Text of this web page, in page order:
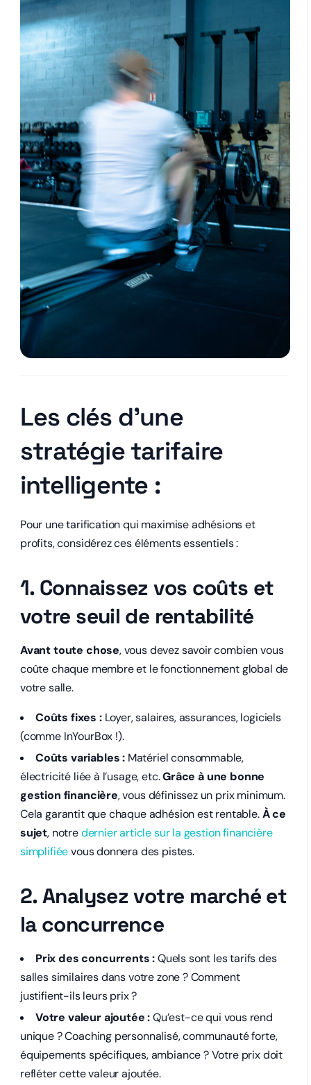
Les clés d’une
stratégie tarifaire
intelligente :
Pour une tarification qui maximise adhésions et
profits, considérez ces éléments essentiels :
1. Connaissez vos coûts et
votre seuil de rentabilité
Avant toute chose, vous devez savoir combien vous
coûte chaque membre et le fonctionnement global de
votre salle.
Coûts fixes :Loyer, salaires, assurances, logiciels
(comme InYourBox !).
Coûts variables : Matériel consommable,
électricité liée à l’usage, etc.Grâce à une bonne
gestion financière, vous définissez un prix minimum.
Cela garantit que chaque adhésion est rentable.À ce
sujet, notredernier article sur la gestion financière
simplifiéevous donnera des pistes.
2. Analysez votre marché et
la concurrence
Prix des concurrents :Quels sont les tarifs des
salles similaires dans votre zone ? Comment
justifient-ils leurs prix ?
Votre valeur ajoutée :Qu’est-ce qui vous rend
unique ? Coaching personnalisé, communauté forte,
équipements spécifiques, ambiance ? Votre prix doit
refléter cette valeur ajoutée.